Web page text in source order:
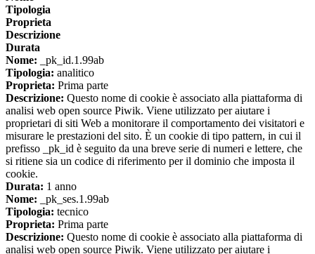
Tipologia
Proprieta
Descrizione
Durata
Nome: _pk_id.1.99ab
Tipologia: analitico
Proprieta: Prima parte
Descrizione: Questo nome di cookie è associato alla piattaforma di
analisi web open source Piwik. Viene utilizzato per aiutare i
proprietari di siti Web a monitorare il comportamento dei visitatori e
misurare le prestazioni del sito. È un cookie di tipo pattern, in cui il
prefisso _pk_id è seguito da una breve serie di numeri e lettere, che
si ritiene sia un codice di riferimento per il dominio che imposta il
cookie.
Durata: 1 anno
Nome: _pk_ses.1.99ab
Tipologia: tecnico
Proprieta: Prima parte
Descrizione: Questo nome di cookie è associato alla piattaforma di
analisi web open source Piwik. Viene utilizzato per aiutare i